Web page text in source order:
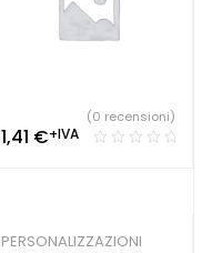
1,41 €+IVA
(0 recensioni)
PERSONALIZZAZIONI